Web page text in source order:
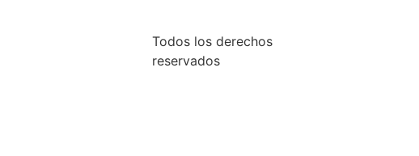
Todos los derechos
reservados